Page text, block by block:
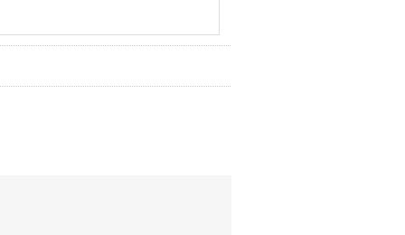
、その許可の際にご同意いただいた内容
請求収納、商品・サービスの提供、品
追加規定は、本規約の一部を構成しま
す。
るものとします。弊社が本規約を変更し
ト又は本サービスを利用された場合に
及び弊社が指定する個人情報などを、ユ